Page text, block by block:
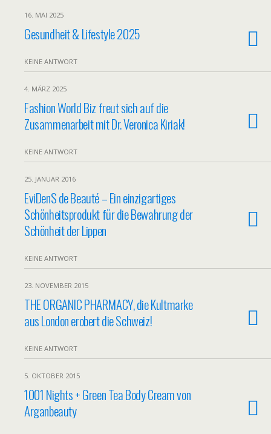
16. MAI 2025
Gesundheit & Lifestyle 2025
KEINE ANTWORT
4. MÄRZ 2025
Fashion World Biz freut sich auf die
Zusammenarbeit mit Dr. Veronica Kiriak!
KEINE ANTWORT
25. JANUAR 2016
EviDenS de Beauté – Ein einzigartiges
Schönheitsprodukt für die Bewahrung der
Schönheit der Lippen
KEINE ANTWORT
23. NOVEMBER 2015
THE ORGANIC PHARMACY, die Kultmarke
aus London erobert die Schweiz!
KEINE ANTWORT
5. OKTOBER 2015
1001 Nights + Green Tea Body Cream von
Arganbeauty